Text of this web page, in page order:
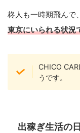
柊人も一時期飛んで
東京にいられる状況
CHICO
うです。
出稼ぎ生活の